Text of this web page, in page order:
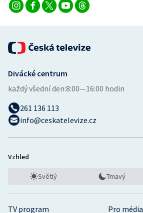
TV program Pro média
Divácké centrum
každý všední den:8:00—16:00 hodin
261 136 113
info@ceskatelevize.cz
Vzhled
Světlý Tmavý